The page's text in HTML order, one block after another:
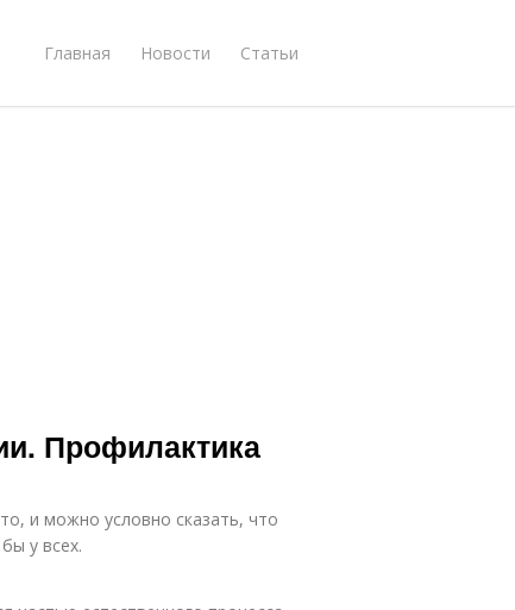
Главная Новости Статьи
Профилактика
и можно условно сказать, что
у всех.